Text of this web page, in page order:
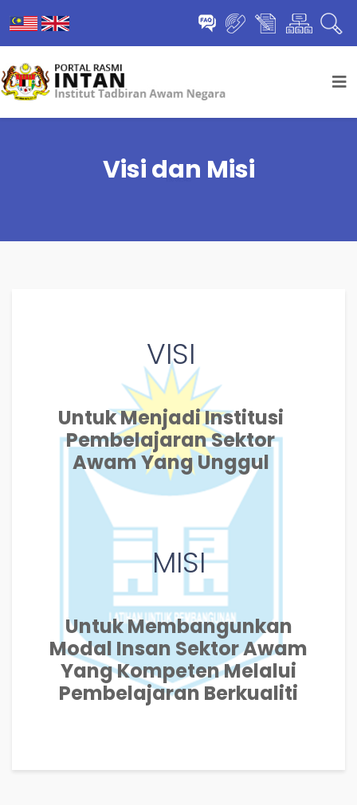
Visi dan Misi
VISI
Untuk Menjadi Institusi
Pembelajaran Sektor
Awam Yang Unggul
MISI
Untuk Membangunkan
Modal Insan Sektor Awam
Yang Kompeten Melalui
Pembelajaran Berkualiti